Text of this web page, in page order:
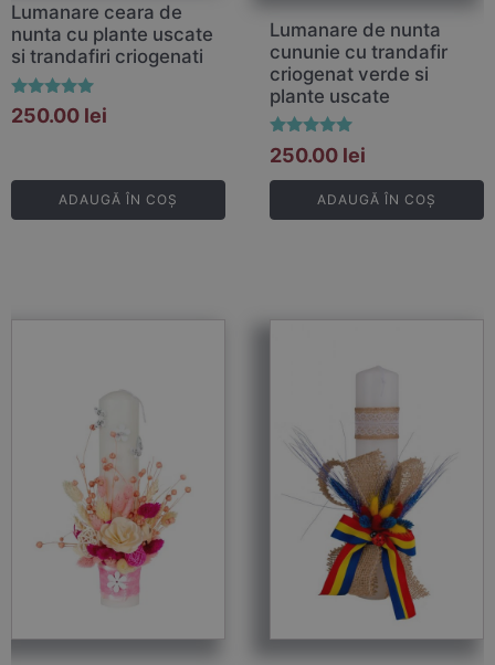
Lumanare ceara de
nunta cu plante uscate
si trandafiri criogenati
Evaluat la
5.00
250.00 lei
ADAUGĂ ÎN COȘ
Lumanare de nunta
cununie cu trandafir
criogenat verde si
plante uscate
Evaluat la
5.00
din 5
250.00 lei
ADAUGĂ ÎN COȘ